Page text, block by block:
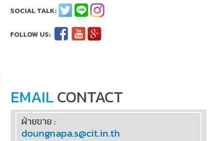
EMAILCONTACT
ฝ่ายขาย :
doungnapa.s@cit.in.th